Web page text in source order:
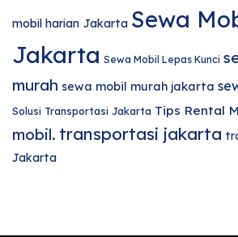
mobil harian Jakarta Sewa
Jakarta Sewa Mobil Lepas Kunci
murah sewa mobil murah jakarta
Solusi Transportasi Jakarta Tips Rental
mobil. transportasi jakarta
Jakarta